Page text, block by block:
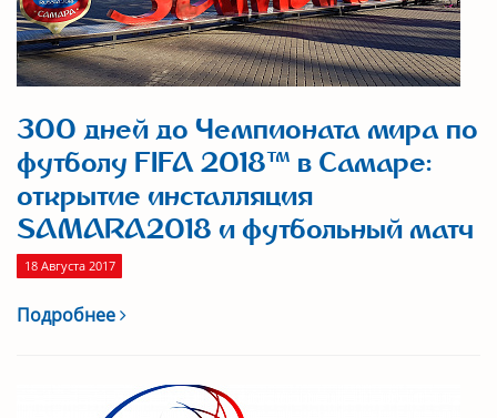
300 дней до Чемпионата мира по
футболу FIFA 2018™ в Самаре:
открытие инсталляция
SAMARA2018 и футбольный матч
18 Августа 2017
Подробнее